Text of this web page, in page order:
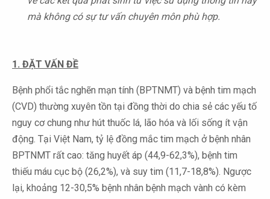
mà không có sự tư vấn chuyên môn phù hợp.
1. ĐẶT VẤN ĐỀ
Bệnh phổi tắc nghẽn mạn tính (BPTNMT) và bệnh tim mạch
(CVD) thường xuyên tồn tại đồng thời do chia sẻ các yếu tố
nguy cơ chung như hút thuốc lá, lão hóa và lối sống ít vận
động. Tại Việt Nam, tỷ lệ đồng mắc tim mạch ở bệnh nhân
BPTNMT rất cao: tăng huyết áp (44,9-62,3%), bệnh tim
thiếu máu cục bộ (26,2%), và suy tim (11,7-18,8%). Ngược
lại, khoảng 12-30,5% bệnh nhân bệnh mạch vành có kèm